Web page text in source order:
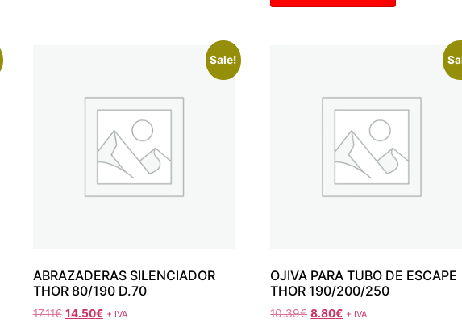
Sale!
ABRAZADERAS SILENCIADOR
THOR 80/190 D.70
17.11€ 14.50€ + IVA
OJIVA PARA TUBO DE ESCAPE
THOR 190/200/250
10.39€ 8.80€ + IVA